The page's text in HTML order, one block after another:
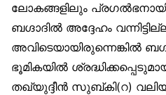
ലോകങ്ങളിലും
ബഗ്ദാദില്‍ അദ്ദേഹം
അവിടെയായിരുന്നെങ്കില്‍
ഭൂമികയില്‍
തഖ്‌യുദ്ദീന്‍ സുബ്കി(റ)